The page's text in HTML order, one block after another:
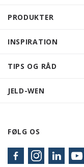
PRODUKTER
INSPIRATION
TIPS OG RÅD
JELD-WEN
FØLG OS